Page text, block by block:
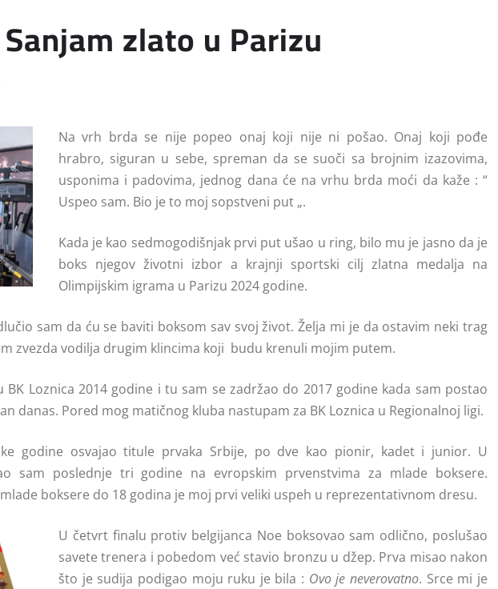
zlato u Parizu
Na vrh brda se nije popeo onaj koji nije ni pošao. Onaj koji pođe
hrabro, siguran u sebe, spreman da se suoči sa brojnim izazovima,
usponima i padovima, jednog dana će na vrhu brda moći da kaže : “
Uspeo sam. Bio je to moj sopstveni put „.
Kada je kao sedmogodišnjak prvi put ušao u ring, bilo mu je jasno da je
boks njegov životni izbor a krajnji sportski cilj zlatna medalja na
Olimpijskim igrama u Parizu 2024 godine.
sam da ću se baviti boksom sav svoj život. Želja mi je da ostavim neki trag
zvezda vodilja drugim klincima koji budu krenuli mojim putem.
Loznica 2014 godine i tu sam se zadržao do 2017 godine kada sam postao
danas. Pored mog matičnog kluba nastupam za BK Loznica u Regionalnoj ligi.
godine osvajao titule prvaka Srbije, po dve kao pionir, kadet i junior. U
sam poslednje tri godine na evropskim prvenstvima za mlade boksere.
boksere do 18 godina je moj prvi veliki uspeh u reprezentativnom dresu.
U četvrt finalu protiv belgijanca Noe boksovao sam odlično, poslušao
savete trenera i pobedom već stavio bronzu u džep. Prva misao nakon
što je sudija podigao moju ruku je bila : Ovo je neverovatno. Srce mi je